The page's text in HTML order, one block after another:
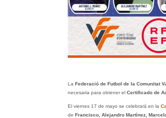
La Federació de Futbol de la Comunitat
necesaria para obtener el Certificado de
El viernes 17 de mayo se celebrará en la
de Francisco, Alejandro Martínez,